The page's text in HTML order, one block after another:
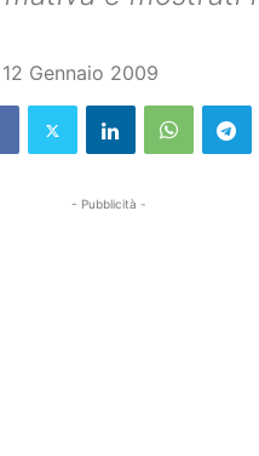
12 Gennaio 2009
- Pubblicità -